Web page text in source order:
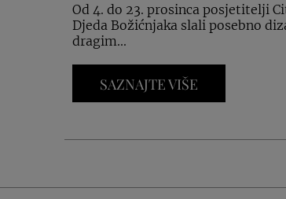
Od 4. do 23. prosinca posjetitelji
Djeda Božićnjaka slali posebno
dragim...
SAZNAJTE VIŠE